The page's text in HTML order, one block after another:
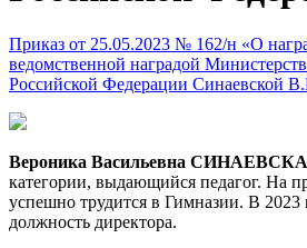
Приказ от 25.05.2023 № 162/н «О
ведомственной наградой
Российской Федерации Синаевской
Вероника Васильевна
категории, выдающийся педагог. На
успешно трудится в Гимназии. В 2023
должность директора.